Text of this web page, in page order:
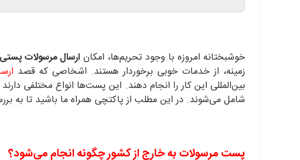
خوشبختانه امروزه با وجود تحریم‌ها، امکان ارسال مرسولات
زمینه، از خدمات خوبی برخوردار هستند. اشخاصی که قصد
شامل می‌شوند. در این مطلب از پاکتچی همراه ما باشید تا به
پست مرسولات به خارج از کشور چگونه انجام می‌شود؟